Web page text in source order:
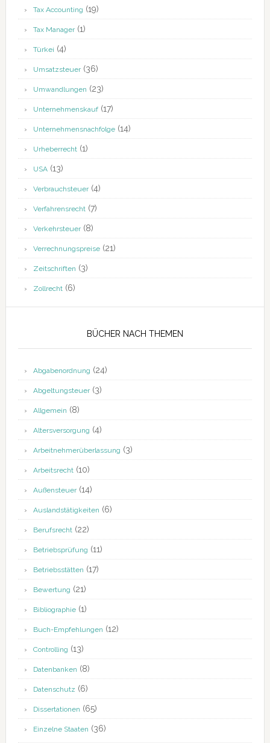
Tax Accounting (19)
Tax Manager(1)
Türkei (4)
Umsatzsteuer(36)
Umwandlungen (23)
Unternehmenskauf(17)
Unternehmensnachfolge(14)
Urheberrecht(1)
USA(13)
Verbrauchsteuer(4)
Verfahrensrecht(7)
Verkehrsteuer(8)
Verrechnungspreise(21)
Zeitschriften (3)
Zollrecht(6)
BÜCHER NACH THEMEN
Abgabenordnung (24)
Abgeltungsteuer(3)
Allgemein (8)
Altersversorgung (4)
Arbeitnehmerüberlassung (3)
Arbeitsrecht(10)
Außensteuer(14)
Auslandstätigkeiten (6)
Berufsrecht(22)
Betriebsprüfung (11)
Betriebsstätten (17)
Bewertung (21)
Bibliographie(1)
Buch-Empfehlungen (12)
Controlling (13)
Datenbanken (8)
Datenschutz (6)
Dissertationen (65)
Einzelne Staaten (36)